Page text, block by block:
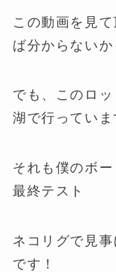
この動画を見
ば分からないか
でも、このロ
湖で行っていま
それも僕のボ
最終テスト
ネコリグで見
です！